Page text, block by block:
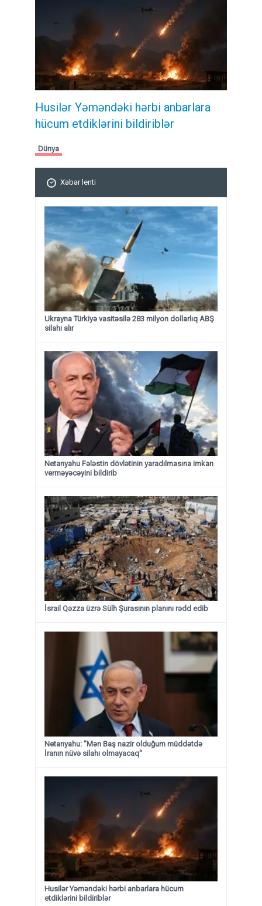
Husilər Yəməndəki hərbi anbarlara
hücum etdiklərini bildiriblər
Dünya
Xəbər lenti
Ukrayna Türkiyə vasitəsilə 283 milyon dollarlıq ABŞ
silahı alır
Netanyahu Fələstin dövlətinin yaradılmasına imkan
verməyəcəyini bildirib
İsrail Qəzza üzrə Sülh Şurasının planını rədd edib
Netanyahu: "Mən Baş nazir olduğum müddətdə
İranın nüvə silahı olmayacaq"
Husilər Yəməndəki hərbi anbarlara hücum
etdiklərini bildiriblər